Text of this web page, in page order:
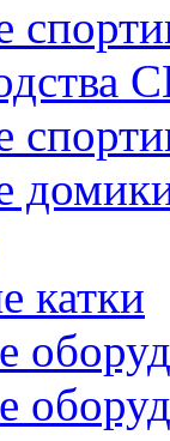
катки